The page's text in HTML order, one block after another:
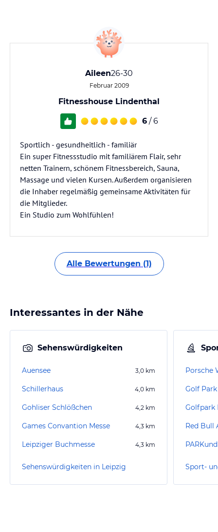
Aileen26-30
Februar 2009
Fitnesshouse Lindenthal
6 / 6
Sportlich - gesundheitlich - familiär
Ein super Fitnessstudio mit familiärem Flair, sehr
netten Trainern, schönem Fitnessbereich, Sauna,
Massage und vielen Kursen. Außerdem organisieren
die Inhaber regelmäßig gemeinsame Aktivitäten für
die Mitglieder.
Ein Studio zum Wohlfühlen!
Alle Bewertungen (1)
Interessantes in der Nähe
Sehenswürdigkeiten
Auensee 3,0 km
Schillerhaus 4,0 km
Gohliser Schlößchen 4,2 km
Games Convantion Messe 4,3 km
Leipziger Buchmesse 4,3 km
Sehenswürdigkeiten in Leipzig
Porsche
Golfpark
Red Bull
Sport-